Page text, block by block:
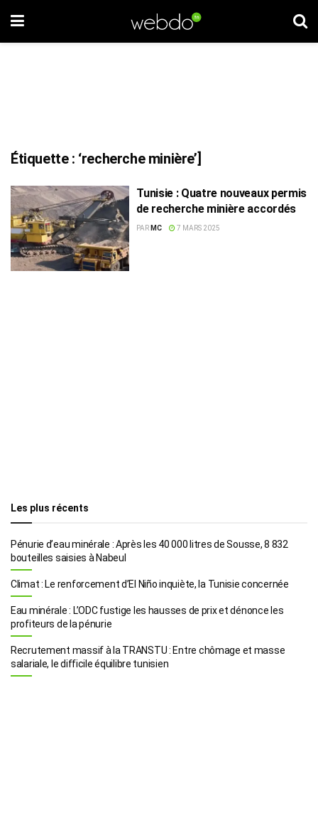
Étiquette : ‘recherche minière’]
Tunisie : Quatre nouveaux permis
de recherche minière accordés
PAR MC 7 MARS 2025
Les plus récents
Pénurie d’eau minérale : Après les 40 000 litres de Sousse, 8 832
bouteilles saisies à Nabeul
Climat : Le renforcement d’El Niño inquiète, la Tunisie concernée
Eau minérale : L’ODC fustige les hausses de prix et dénonce les
profiteurs de la pénurie
Recrutement massif à la TRANSTU : Entre chômage et masse
salariale, le difficile équilibre tunisien